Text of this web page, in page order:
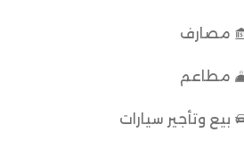
مصارف
مطاعم
بيع وتأجير سيارات